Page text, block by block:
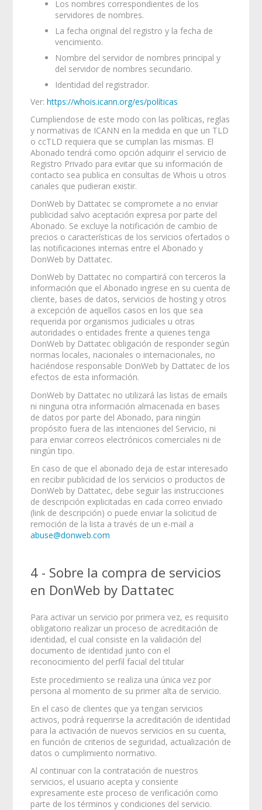
Los nombres correspondientes de los
servidores de nombres.
La fecha original del registro y la fecha de
vencimiento.
Nombre del servidor de nombres principal y
del servidor de nombres secundario.
Identidad del registrador.
Ver:https://whois.icann.org/es/políticas
Cumpliendose de este modo con las políticas, reglas
y normativas de ICANN en la medida en que un TLD
o ccTLD requiera que se cumplan las mismas. El
Abonado tendrá como opción adquirir el servicio de
Registro Privado para evitar que su información de
contacto sea publica en consultas de Whois u otros
canales que pudieran existir.
DonWeb by Dattatec se compromete a no enviar
publicidad salvo aceptación expresa por parte del
Abonado. Se excluye la notificación de cambio de
precios o características de los servicios ofertados o
las notificaciones internas entre el Abonado y
DonWeb by Dattatec.
DonWeb by Dattatec no compartirá con terceros la
información que el Abonado ingrese en su cuenta de
cliente, bases de datos, servicios de hosting y otros
a excepción de aquellos casos en los que sea
requerida por organismos judiciales u otras
autoridades o entidades frente a quienes tenga
DonWeb by Dattatec obligación de responder según
normas locales, nacionales o internacionales, no
haciéndose responsable DonWeb by Dattatec de los
efectos de esta información.
DonWeb by Dattatec no utilizará las listas de emails
ni ninguna otra información almacenada en bases
de datos por parte del Abonado, para ningún
propósito fuera de las intenciones del Servicio, ni
para enviar correos electrónicos comerciales ni de
ningún tipo.
En caso de que el abonado deja de estar interesado
en recibir publicidad de los servicios o productos de
DonWeb by Dattatec, debe seguir las instrucciones
de descripción explicitadas en cada correo enviado
(link de descripción) o puede enviar la solicitud de
remoción de la lista a través de un e-mail a
abuse@donweb.com
4 - Sobre la compra de servicios
en DonWeb by Dattatec
Para activar un servicio por primera vez, es requisito
obligatorio realizar un proceso de acreditación de
identidad, el cual consiste en la validación del
documento de identidad junto con el
reconocimiento del perfil facial del titular
Este procedimiento se realiza una única vez por
persona al momento de su primer alta de servicio.
En el caso de clientes que ya tengan servicios
activos, podrá requerirse la acreditación de identidad
para la activación de nuevos servicios en su cuenta,
en función de criterios de seguridad, actualización de
datos o cumplimiento normativo.
Al continuar con la contratación de nuestros
servicios, el usuario acepta y consiente
expresamente este proceso de verificación como
parte de los términos y condiciones del servicio.